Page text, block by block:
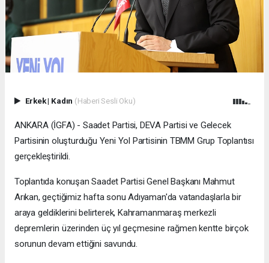
Erkek| Kadın (Haberi Sesli Oku)
ANKARA (İGFA) - Saadet Partisi, DEVA Partisi ve Gelecek
Partisinin oluşturduğu Yeni Yol Partisinin TBMM Grup Toplantısı
gerçekleştirildi.
Toplantıda konuşan Saadet Partisi Genel Başkanı Mahmut
Arıkan, geçtiğimiz hafta sonu Adıyaman'da vatandaşlarla bir
araya geldiklerini belirterek, Kahramanmaraş merkezli
depremlerin üzerinden üç yıl geçmesine rağmen kentte birçok
sorunun devam ettiğini savundu.